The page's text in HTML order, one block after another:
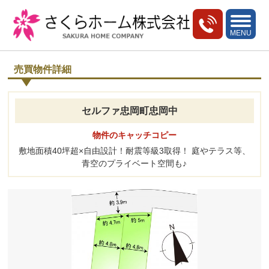
toggle
MENU
売買物件詳細
セルファ忠岡町忠岡中
物件のキャッチコピー
敷地面積40坪超×自由設計！耐震等級3取得！ 庭やテラス等、
青空のプライベート空間も♪